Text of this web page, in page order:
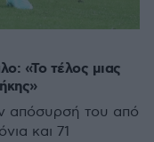
«Το τέλος μιας
απόσυρσή του από
και 71